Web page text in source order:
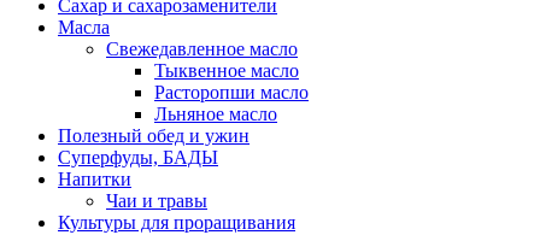
Сахар и сахарозаменители
Масла
Свежедавленное масло
Тыквенное масло
Расторопши масло
Льняное масло
Полезный обед и ужин
Суперфуды, БАДЫ
Напитки
Чаи и травы
Культуры для проращивания